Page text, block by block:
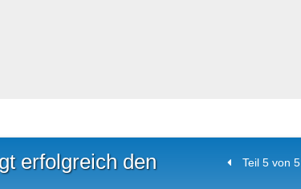
erfolgreich den
Teil 5 von 5